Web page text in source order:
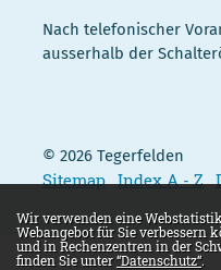
Nach telefonischer
ausserhalb der
© 2026 Tegerfelden
Toolbar
Sitemap Index A - Z
Webstatistik
Wir verwenden eine
Webangebot für Sie verbessern
und in Rechenzentren in der
finden Sie unter“Datenschutz“.